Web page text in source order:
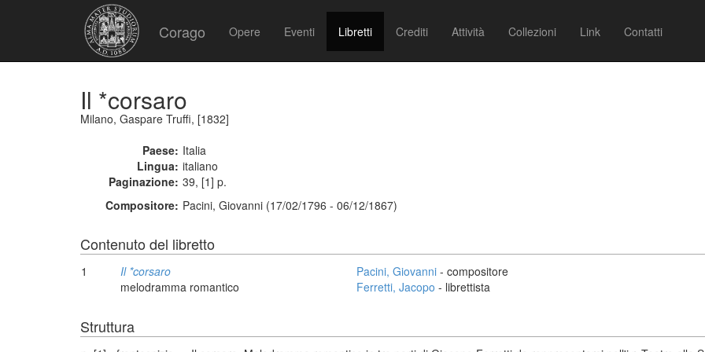
Corago Opere Eventi Libretti Crediti Attività Collezioni Link Contatti
Il *corsaro
Milano, Gaspare Truffi, [1832]
Paese: Italia
Lingua: italiano
Paginazione: 39, [1] p.
Compositore: Pacini, Giovanni (17/02/1796 - 06/12/1867)
Contenuto del libretto
1
Il *corsaro
melodramma romantico
Pacini, Giovanni - compositore
Ferretti, Jacopo - librettista
Struttura